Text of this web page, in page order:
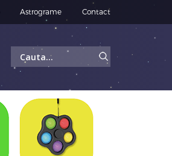
Astrograme Contact
Caută